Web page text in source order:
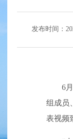
发布时间：
6
组成员
表视频